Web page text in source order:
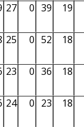
9
4.12
-1.11
8
13
3.99
-0.39
6
57
3.65
6
45
3.62